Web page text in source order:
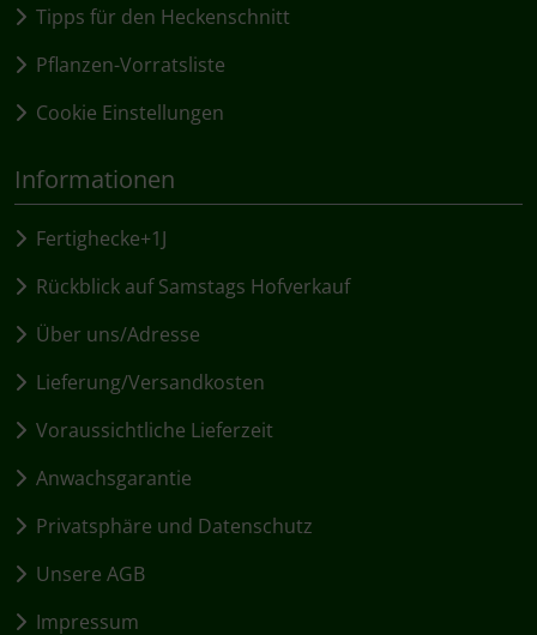
Tipps für den Heckenschnitt
Pflanzen-Vorratsliste
Cookie Einstellungen
Informationen
Fertighecke+1J
Rückblick auf Samstags Hofverkauf
Über uns/Adresse
Lieferung/Versandkosten
Voraussichtliche Lieferzeit
Anwachsgarantie
Privatsphäre und Datenschutz
Unsere AGB
Impressum